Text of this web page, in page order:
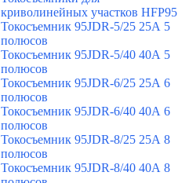
криволинейных участков HFP95
Токосъемник 95JDR-5/25 25А 5
полюсов
Токосъемник 95JDR-5/40 40А 5
полюсов
Токосъемник 95JDR-6/25 25А 6
полюсов
Токосъемник 95JDR-6/40 40А 6
полюсов
Токосъемник 95JDR-8/25 25А 8
полюсов
Токосъемник 95JDR-8/40 40А 8